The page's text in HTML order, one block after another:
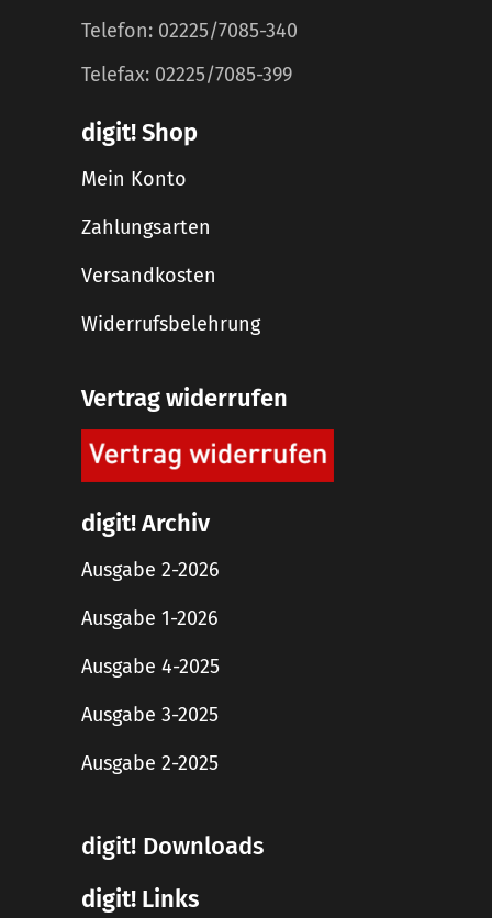
Telefon: 02225/7085-340
Telefax: 02225/7085-399
digit! Shop
Mein Konto
Zahlungsarten
Versandkosten
Widerrufsbelehrung
Vertrag widerrufen
digit! Archiv
Ausgabe 2-2026
Ausgabe 1-2026
Ausgabe 4-2025
Ausgabe 3-2025
Ausgabe 2-2025
digit! Downloads
digit! Links